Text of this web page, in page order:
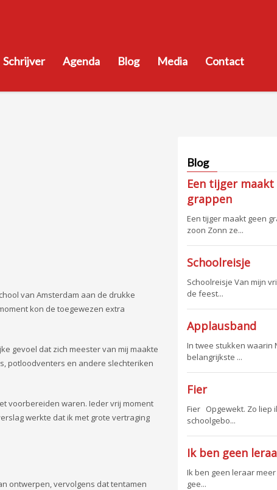
Schrijver Agenda Blog Media Contact
van Amsterdam aan de drukke
kon de toegewezen extra
gevoel dat zich meester van mij maakte
potloodventers en andere slechteriken
voorbereiden waren. Ieder vrij moment
werkte dat ik met grote vertraging
ontwerpen, vervolgens dat tentamen
Blog
Een tijger maakt
grappen
Een tijger maakt geen
zoon Zonn ze...
Schoolreisje
Schoolreisje Van mijn
de feest...
Applausband
In twee stukken waarin
belangrijkste ...
Fier
Fier Opgewekt. Zo liep
schoolgebo...
Ik ben geen
Ik ben geen leraar
gee...